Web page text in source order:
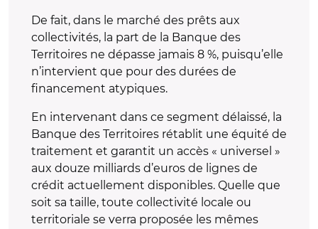
De fait, dans le marché des prêts aux
collectivités, la part de la Banque des
Territoires ne dépasse jamais 8 %, puisqu’elle
n’intervient que pour des durées de
financement atypiques.
En intervenant dans ce segment délaissé, la
Banque des Territoires rétablit une équité de
traitement et garantit un accès « universel »
aux douze milliards d’euros de lignes de
crédit actuellement disponibles. Quelle que
soit sa taille, toute collectivité locale ou
territoriale se verra proposée les mêmes